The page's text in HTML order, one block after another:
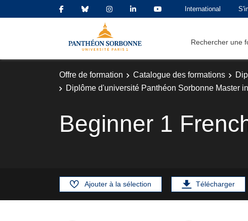
International
Rechercher une
Offre de formation Catalogue des formations
Diplôme d'université Panthéon Sorbonne Master
Beginner 1
Ajouter à la sélection Télécharger